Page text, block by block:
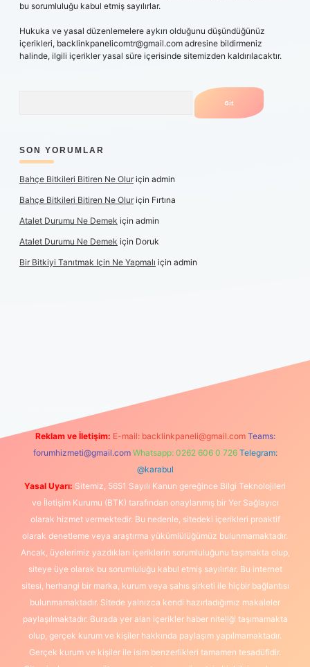
bu sorumluluğu kabul etmiş sayılırlar.
Hukuka ve yasal düzenlemelere aykırı olduğunu düşündüğünüz
içerikleri, backlinkpanelicomtr@gmail.com adresine bildirmeniz
halinde, ilgili içerikler yasal süre içerisinde sitemizden kaldırılacaktır.
SON YORUMLAR
Bahçe Bitkileri Bitiren Ne Oluriçin admin
Bahçe Bitkileri Bitiren Ne Oluriçin Fırtına
Atalet Durumu Ne Demek için admin
Atalet Durumu Ne Demek için Doruk
Bir Bitkiyi Tanıtmak Için Ne Yapmalı için admin
Reklam ve İletişim: E-mail: backlinkpaneli@gmail.com Teams:
forumhizmeti@gmail.com Whatsapp: 0262 606 0 726 Telegram:
@karabul
Yasal Uyarı: Sitemiz, 5651 Sayılı Kanun gereğince Bilgi Teknolojileri
ve İletişim Kurumu (BTK) tarafından onaylanmış bir Yer Sağlayıcı
olarak hizmet vermektedir. Bu nedenle, sitedeki içerikleri proaktif
olarak denetleme veya araştırma yükümlülüğümüz bulunmamaktadır.
Ancak, üyelerimiz yazdıkları içeriklerin sorumluluğunu taşımakta olup,
siteye üye olarak bu sorumluluğu kabul etmiş sayılırlar. Bu internet
sitesi, herhangi bir marka, kurum veya şahıs şirketi ile hiçbir bağlantısı
bulunmamaktadır. Sitede yalnızca kendi hazırladığımız makaleler
paylaşılmaktadır. Burada yer alan içerikler haber niteliği taşımamakta
olup, gerçek kurum ve kişiler hakkında paylaşım yapılmamaktadır.
Gerçek kurum ve kişiler ile isim benzerlikleri tamamen tesadüfidir.